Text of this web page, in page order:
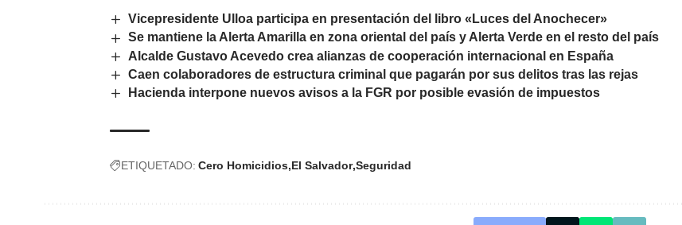
Vicepresidente Ulloa participa en presentación del libro «Luces del Anochecer»
Se mantiene la Alerta Amarilla en zona oriental del país y Alerta Verde en el resto del país
Alcalde Gustavo Acevedo crea alianzas de cooperación internacional en España
Caen colaboradores de estructura criminal que pagarán por sus delitos tras las rejas
Hacienda interpone nuevos avisos a la FGR por posible evasión de impuestos
ETIQUETADO: Cero Homicidios El Salvador Seguridad